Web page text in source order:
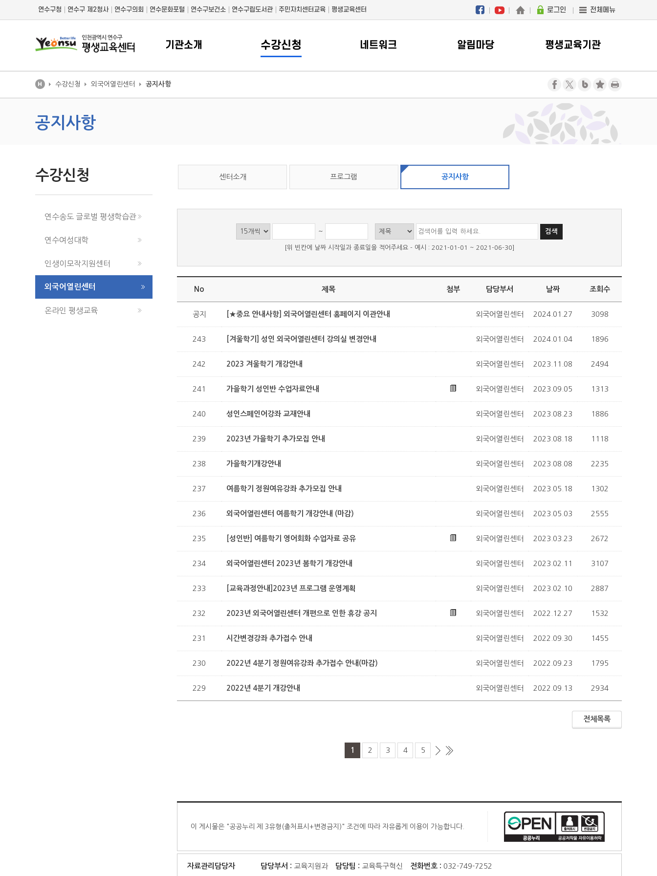
연수구청 연수구 제2청사 연수구의회 연수문화포털 연수구보건소 연수구립도서관 주민자치센터교육 평생교육센터 로그인 전체메뉴
기관소개 수강신청 네트워크 알림마당 평생교육기관
수강신청 외국어열린센터 공지사항
공지사항
수강신청
연수송도 글로벌 평생학습관
연수여성대학
인생이모작지원센터
외국어열린센터
온라인 평생교육
센터소개 프로그램 공지사항
~
[위 빈칸에 날짜 시작일과 종료일을 적어주세요 - 예시 : 2021-01-01 ~ 2021-06-30]
No 제목 첨부 담당부서 날짜 조회수
공지 [★중요 안내사항] 외국어열린센터 홈페이지 이관안내 외국어열린센터 2024.01.27 3098
243 [겨울학기] 성인 외국어열린센터 강의실 변경안내 외국어열린센터 2024.01.04 1896
242 2023 겨울학기 개강안내 외국어열린센터 2023.11.08 2494
241 가을학기 성인반 수업자료안내 외국어열린센터 2023.09.05 1313
240 성인스페인어강좌 교재안내 외국어열린센터 2023.08.23 1886
239 2023년 가을학기 추가모집 안내 외국어열린센터 2023.08.18 1118
238 가을학기개강안내 외국어열린센터 2023.08.08 2235
237 여름학기 정원여유강좌 추가모집 안내 외국어열린센터 2023.05.18 1302
236 외국어열린센터 여름학기 개강안내 (마감) 외국어열린센터 2023.05.03 2555
235 [성인반] 여름학기 영어회화 수업자료 공유 외국어열린센터 2023.03.23 2672
234 외국어열린센터 2023년 봄학기 개강안내 외국어열린센터 2023.02.11 3107
233 [교육과정안내]2023년 프로그램 운영계획 외국어열린센터 2023.02.10 2887
232 2023년 외국어열린센터 개편으로 인한 휴강 공지 외국어열린센터 2022.12.27 1532
231 시간변경강좌 추가접수 안내 외국어열린센터 2022.09.30 1455
230 2022년 4분기 정원여유강좌 추가접수 안내(마감) 외국어열린센터 2022.09.23 1795
229 2022년 4분기 개강안내 외국어열린센터 2022.09.13 2934
전체목록
1 2 3 4 5
이 게시물은 "공공누리 제 3유형(출처표시+변경금지)" 조건에 따라 자유롭게 이용이 가능합니다.
자료관리담당자 담당부서 : 교육지원과 담당팀 : 교육특구혁신 전화번호 : 032-749-7252